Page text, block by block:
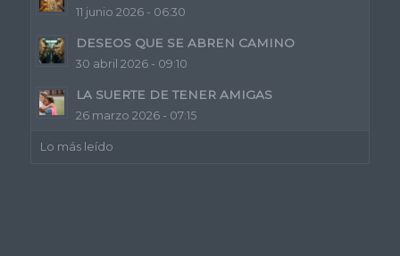
11 junio 2026 - 06:30
DESEOS QUE SE ABREN CAMINO
30 abril 2026 - 09:10
LA SUERTE DE TENER AMIGAS
26 marzo 2026 - 07:15
Lo más leído